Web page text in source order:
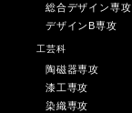
総合デザイン専攻
デザインB専攻
工芸科
陶磁器専攻
漆工専攻
染織専攻